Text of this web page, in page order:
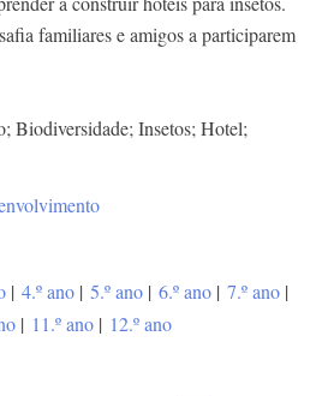
familiares e amigos a participarem
Biodiversidade; Insetos; Hotel;
| 4.º ano | 5.º ano | 6.º ano | 7.º ano |
| 11.º ano | 12.º ano